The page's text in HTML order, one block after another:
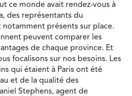
ce monde avait rendez-vous à
des représentants du
présents sur place.
peuvent comparer les
de chaque province. Et
focalisons sur nos besoins. Les
qui étaient à Paris ont été
et de la qualité des
Stephens, agent de